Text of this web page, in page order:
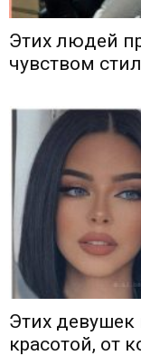
Этих людей
чувством
Этих девушек
красотой, от